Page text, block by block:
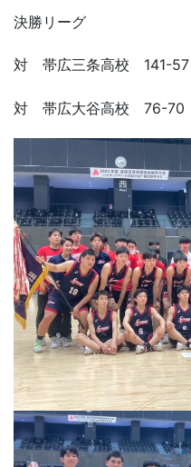
決勝リーグ
対 帯広三条高校 141-57
対 帯広大谷高校 76-70